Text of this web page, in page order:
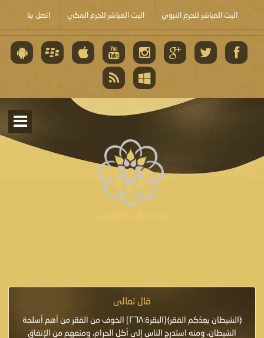
البث المباشر للحرم النبوي البث المباشر للحرم المكي اتصل بنا
قال تعالى
﴿الشيطان يعِدُكم الفقر﴾[البقرة:٢٦٨] الخوف من الفقر من أهم أسلحة
الشيطان، ومنه استدرج الناس إلى أكل الحرام، ومنعهم من الإنفاق